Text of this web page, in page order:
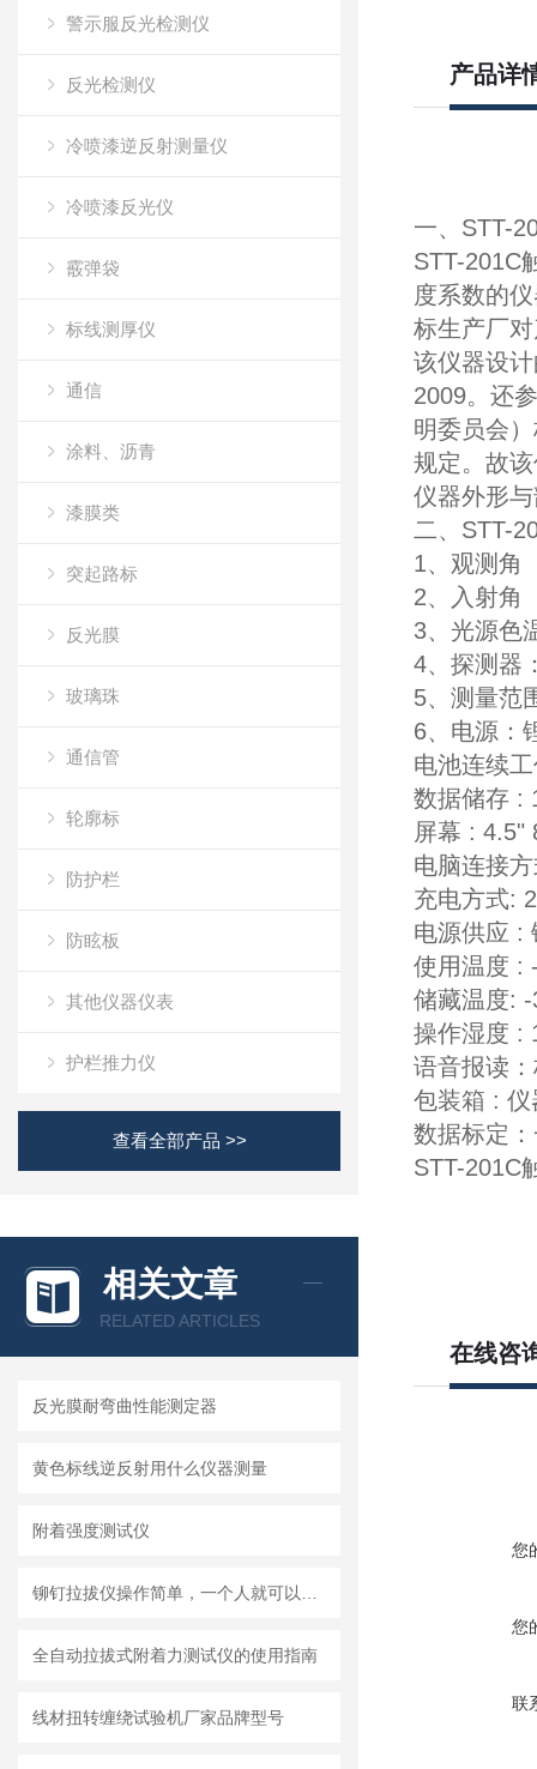
警示服反光检测仪
反光检测仪
冷喷漆逆反射测量仪
冷喷漆反光仪
霰弹袋
标线测厚仪
通信
涂料、沥青
漆膜类
突起路标
反光膜
玻璃珠
通信管
轮廓标
防护栏
防眩板
其他仪器仪表
护栏推力仪
查看全部产品 >>
相关文章
RELATED ARTICLES
反光膜耐弯曲性能测定器
黄色标线逆反射用什么仪器测量
附着强度测试仪
全自动拉拔式附着力测试仪的使用指南
线材扭转缠绕试验机厂家品牌型号
产品详
一、STT-
STT-201C
度系数的
标生产厂
该仪器设
2009。还
明委员会
规定。故
仪器外形
二、STT-
1、观测角
2、入射角
3、光源色
4、探测器
5、测量范
6、电源：
电池连续
数据储存 :
屏幕 : 4.5"
电脑连接
充电方式:
电源供应 :
使用温度 :
储藏温度: -
操作湿度 :
语音报读
包装箱 : 仪
数据标定
STT-201C
在线咨
您
您
联